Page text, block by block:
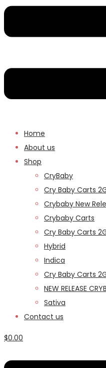
Home
About us
Shop
CryBaby
Cry Baby Carts
Crybaby New
Crybaby Carts
Cry Baby Carts
Hybrid
Indica
Cry Baby Carts
NEW RELEASE
Sativa
Contact us
$0.00